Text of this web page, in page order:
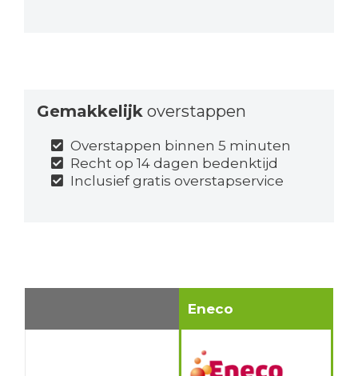
Gemakkelijkoverstappen
Overstappen binnen 5 minuten
Recht op 14 dagen bedenktijd
Inclusief gratis overstapservice
Eneco